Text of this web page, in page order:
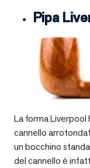
Pipa
La forma Liverpool
cannello
un bocchino
del cannello è